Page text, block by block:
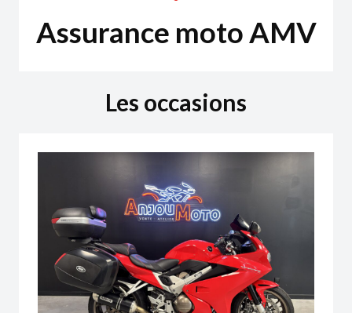
Assurance moto AMV
Les occasions